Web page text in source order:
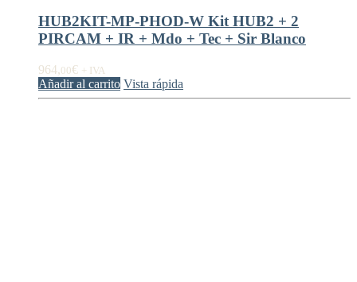
HUB2KIT-MP-PHOD-W Kit HUB2 + 2
PIRCAM + IR + Mdo + Tec + Sir Blanco
964,00€ + IVA
Añadir al carrito Vista rápida